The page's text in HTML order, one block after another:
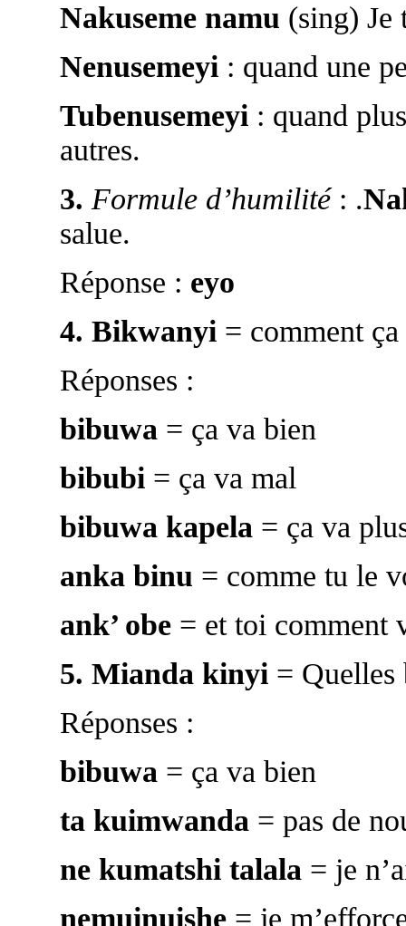
Nakuseme namu (sing) Je
Nenusemeyi: quand une
Tubenusemeyi: quand
autres.
3. Formule d’humilité: .
salue.
Réponse : eyo
4. Bikwanyi= comment ça
Réponses :
bibuwa= ça va bien
bibubi= ça va mal
bibuwa kapela= ça va
anka binu = comme tu le
ank’ obe= et toi comment
5. Mianda kinyi= Quelles
Réponses :
bibuwa= ça va bien
ta kuimwanda= pas de
ne kumatshi talala= je
nemuinuishe= je